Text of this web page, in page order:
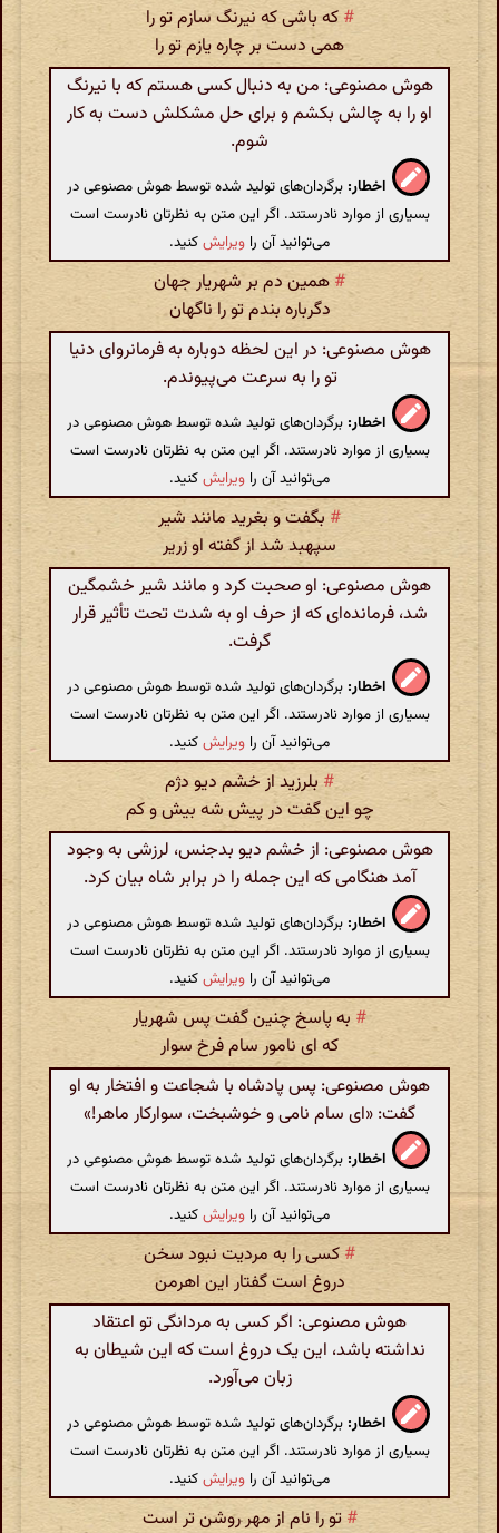
# که باشی که نیرنگ سازم تو را
همی دست بر چاره یازم تو را
هوش مصنوعی: من به دنبال کسی هستم که با نیرنگ
او را به چالش بکشم و برای حل مشکلش دست به کار
شوم.
اخطار: برگردان‌های تولید شده توسط هوش مصنوعی در
بسیاری از موارد نادرستند. اگر این متن به نظرتان نادرست است
می‌توانید آن را ویرایشکنید.
# همین دم بر شهریار جهان
دگرباره بندم تو را ناگهان
هوش مصنوعی: در این لحظه دوباره به فرمانروای دنیا
تو را به سرعت می‌پیوندم.
اخطار: برگردان‌های تولید شده توسط هوش مصنوعی در
بسیاری از موارد نادرستند. اگر این متن به نظرتان نادرست است
می‌توانید آن را ویرایشکنید.
# بگفت و بغرید مانند شیر
سپهبد شد از گفته او زریر
هوش مصنوعی: او صحبت کرد و مانند شیر خشمگین
شد، فرمانده‌ای که از حرف او به شدت تحت تأثیر قرار
گرفت.
اخطار: برگردان‌های تولید شده توسط هوش مصنوعی در
بسیاری از موارد نادرستند. اگر این متن به نظرتان نادرست است
می‌توانید آن را ویرایشکنید.
#بلرزید از خشم دیو دژم
چو این گفت در پیش شه بیش و کم
هوش مصنوعی: از خشم دیو بدجنس، لرزشی به وجود
آمد هنگامی که این جمله را در برابر شاه بیان کرد.
اخطار: برگردان‌های تولید شده توسط هوش مصنوعی در
بسیاری از موارد نادرستند. اگر این متن به نظرتان نادرست است
می‌توانید آن را ویرایشکنید.
# به پاسخ چنین گفت پس شهریار
که ای نامور سام فرخ سوار
هوش مصنوعی: پس پادشاه با شجاعت و افتخار به او
گفت: «ای سام نامی و خوشبخت، سوارکار ماهر!»
اخطار: برگردان‌های تولید شده توسط هوش مصنوعی در
بسیاری از موارد نادرستند. اگر این متن به نظرتان نادرست است
می‌توانید آن را ویرایشکنید.
# کسی را به مردیت نبود سخن
دروغ است گفتار این اهرمن
هوش مصنوعی: اگر کسی به مردانگی تو اعتقاد
نداشته باشد، این یک دروغ است که این شیطان به
زبان می‌آورد.
اخطار: برگردان‌های تولید شده توسط هوش مصنوعی در
بسیاری از موارد نادرستند. اگر این متن به نظرتان نادرست است
می‌توانید آن را ویرایشکنید.
# تو را نام از مهر روشن تر است